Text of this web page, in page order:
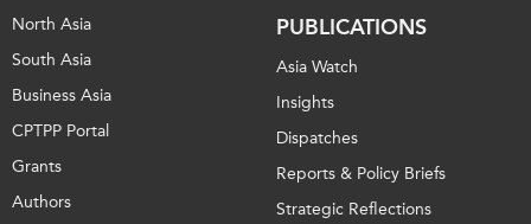
North Asia
South Asia
Business Asia
CPTPP Portal
Grants
Authors
PUBLICATIONS
Asia Watch
Insights
Dispatches
Reports & Policy Briefs
Strategic Reflections